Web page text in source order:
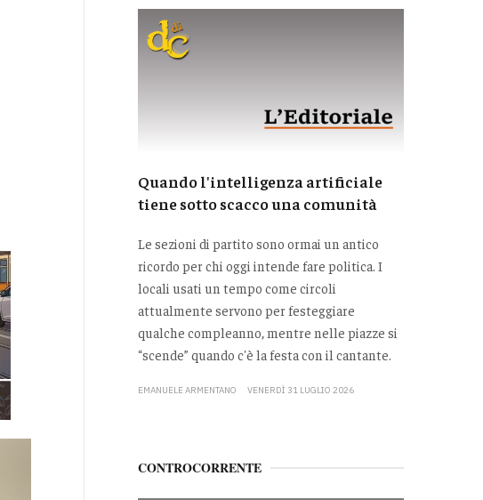
Quando l'intelligenza artificiale
tiene sotto scacco una comunità
Le sezioni di partito sono ormai un antico
ricordo per chi oggi intende fare politica. I
locali usati un tempo come circoli
attualmente servono per festeggiare
qualche compleanno, mentre nelle piazze si
“scende” quando c'è la festa con il cantante.
EMANUELE ARMENTANO VENERDÌ 31 LUGLIO 2026
CONTROCORRENTE